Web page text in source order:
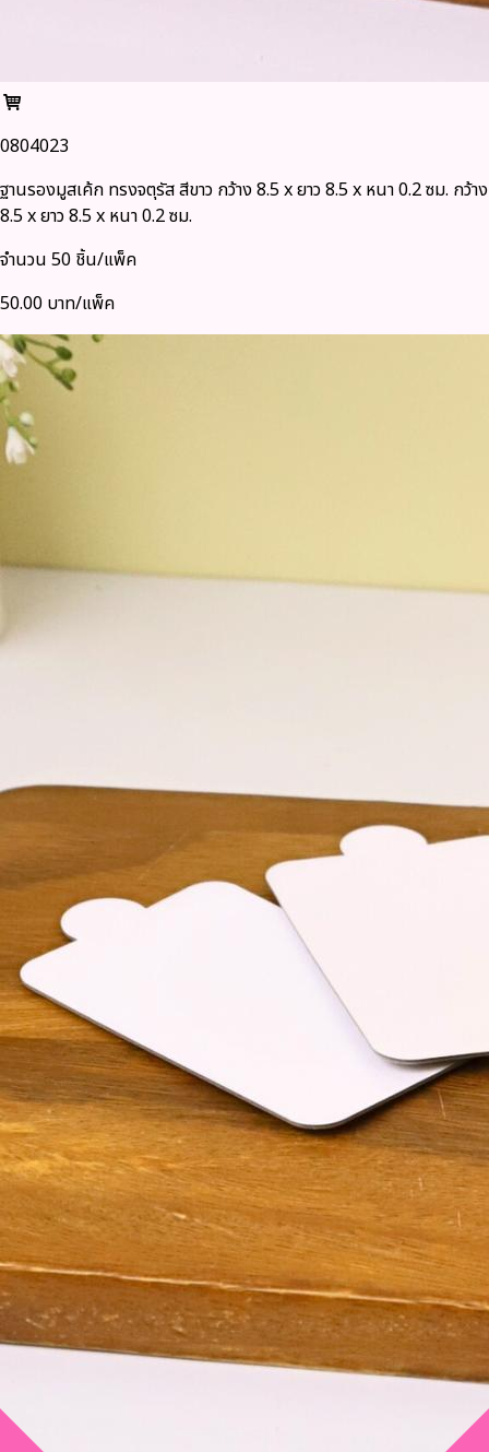
0804023
ฐานรองมูสเค้ก ทรงจตุรัส สีขาว กว้าง 8.5 x ยาว 8.5 x หนา 0.2 ซม. กว้าง
8.5 x ยาว 8.5 x หนา 0.2 ซม.
จำนวน 50 ชิ้น/แพ็ค
50.00 บาท/แพ็ค